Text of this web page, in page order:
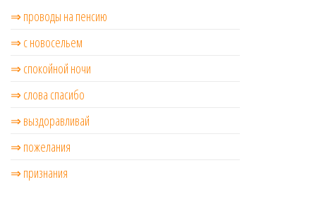
⇒ проводы на пенсию
⇒ с новосельем
⇒ cпокойной ночи
⇒ слова спасибо
⇒ выздоравливай
⇒ пожелания
⇒ признания